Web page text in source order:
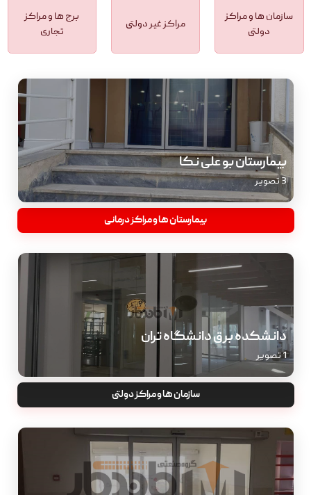
سازمان ها و مراکز
دولتی
مراکز غیر دولتی
برج ها و مراکز
تجاری
بیمارستان بو علی نکا
3 تصویر
بیمارستان ها و مراکز درمانی
دانشکده برق دانشگاه تران
1 تصویر
سازمان ها و مراکز دولتی